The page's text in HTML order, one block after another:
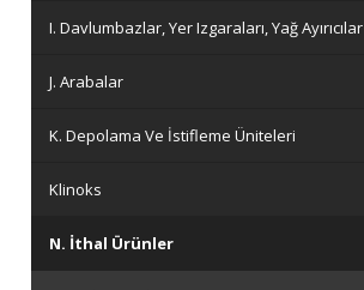
I. Davlumbazlar, Yer Izgaraları, Yağ Ayırıcılar
J. Arabalar
K. Depolama Ve İstifleme Üniteleri
Klinoks
N. İthal Ürünler